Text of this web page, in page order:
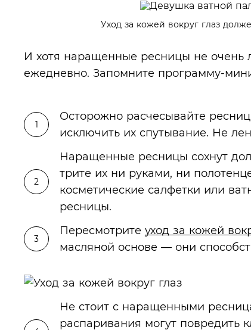
Уход за кожей вокруг глаз
И хотя наращенные ресницы не очень
ежедневно. Запомните программу-
Осторожно расчесывайте
исключить их спутывание. Не
Наращенные ресницы сохнут
трите их ни руками, ни
косметические салфетки или
ресницы.
Пересмотрите уход за кожей
масляной основе — они
Не стоит с наращенными
распаривания могут повредить